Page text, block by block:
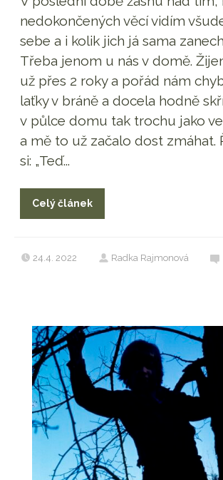
nedokončených věcí vidím
sebe a i kolik jich já sama
Třeba jenom u nás v domě.
už přes 2 roky a pořád nám
laťky v bráně a docela hodně
v půlce domu tak trochu jako
a mě to už začalo dost zmáhat.
si: „Teď...
Celý článek
24.4. 2022 Radka Rajmonová